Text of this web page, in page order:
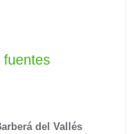
fuentes
del Vallés